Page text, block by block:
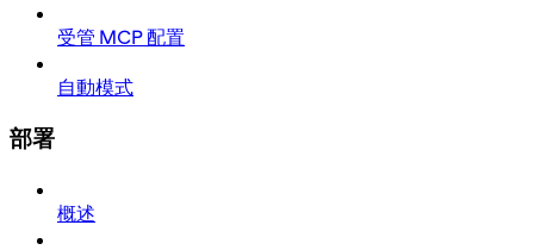
受管 MCP 配置
自動模式
部署
概述